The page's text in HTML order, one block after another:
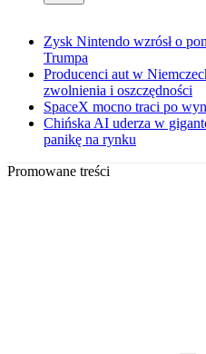
Zysk Nintendo wzrósł o
Trumpa
Producenci aut w
zwolnienia i oszczędności
SpaceX mocno traci po
Chińska AI uderza w
panikę na rynku
Promowane treści